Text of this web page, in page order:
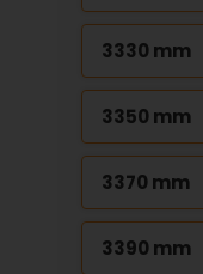
3330 mm
3350 mm
3370 mm
3390 mm